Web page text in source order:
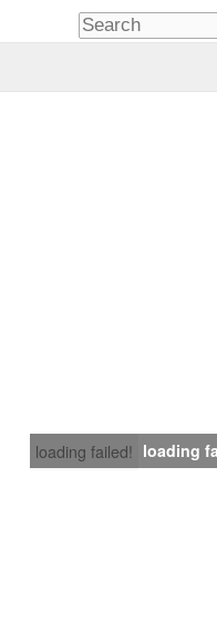
loading failed! loading